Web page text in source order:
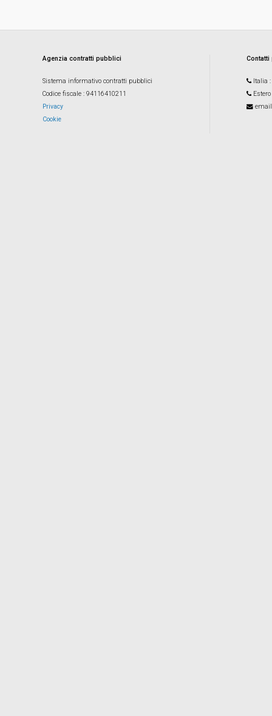
Agenzia contratti pubblici
Sistema informativo contratti pubblici
Codice fiscale : 94116410211
Privacy
Cookie
Italia
Estero
email